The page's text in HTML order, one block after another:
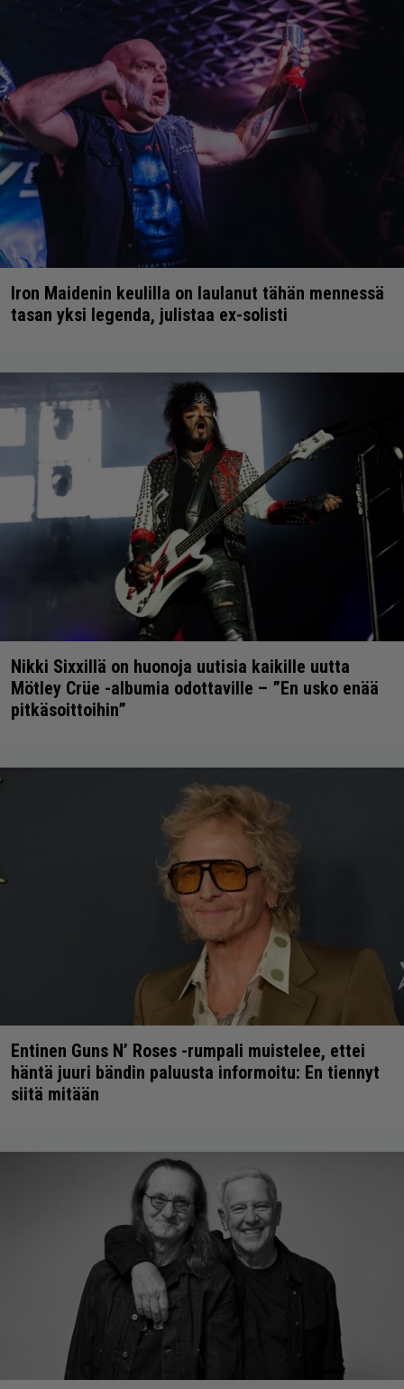
Iron Maidenin keulilla on laulanut tähän mennessä
tasan yksi legenda, julistaa ex-solisti
Nikki Sixxillä on huonoja uutisia kaikille uutta
Mötley Crüe -albumia odottaville – ”En usko enää
pitkäsoittoihin”
Entinen Guns N’ Roses -rumpali muistelee, ettei
häntä juuri bändin paluusta informoitu: En tiennyt
siitä mitään